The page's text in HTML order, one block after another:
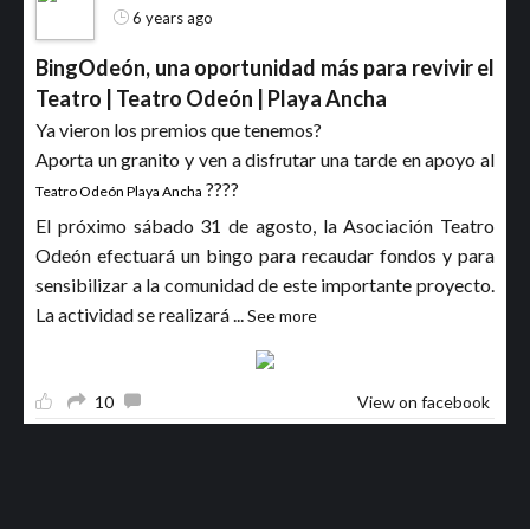
6 years ago
BingOdeón, una oportunidad más para revivir el
Teatro | Teatro Odeón | Playa Ancha
Ya vieron los premios que tenemos?
Aporta un granito y ven a disfrutar una tarde en apoyo al
Teatro Odeón Playa Ancha ????
El próximo sábado 31 de agosto, la Asociación Teatro
Odeón efectuará un bingo para recaudar fondos y para
sensibilizar a la comunidad de este importante proyecto.
La actividad se realizará
See more
10 View on facebook